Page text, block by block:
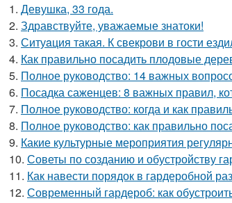
1. Девушка, 33 года.
2. Здравствуйте, уважаемые знатоки!
3. Ситуaция такая. К свекрови в гости
4. Как правильно посадить плодовые
5. Полное руководство: 14 важных
6. Посадка саженцев: 8 важных правил,
7. Полное руководство: когда и как
8. Полное руководство: как правильно
9. Какие культурные мероприятия
10. Советы по созданию и обустройству
11. Как навести порядок в гардеробной
12. Современный гардероб: как